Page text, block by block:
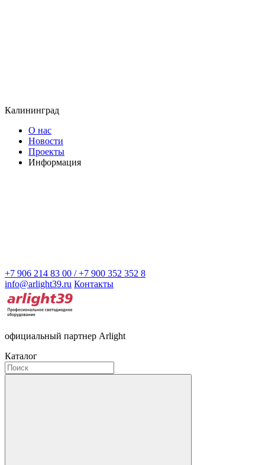
Калининград
О нас
Новости
Проекты
Информация
+7 906 214 83 00 / +7 900 352 352 8
info@arlight39.ru Контакты
официальный партнер Arlight
Каталог